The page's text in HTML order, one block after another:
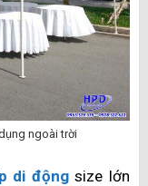
ngoài trời
di độngsize lớn